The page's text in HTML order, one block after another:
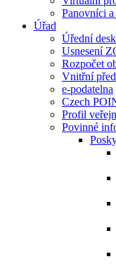
Panovníci
Úřad
Úřední
Usnesení
Rozpočet
Vnitřní
e-podatelna
Czech
Profil
Povinné